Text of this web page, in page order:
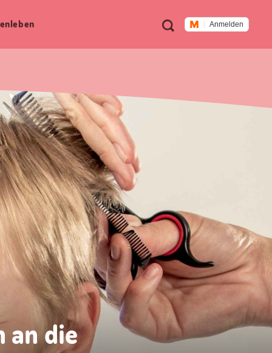
Meta
Navigation
Suche Anmelden
an die